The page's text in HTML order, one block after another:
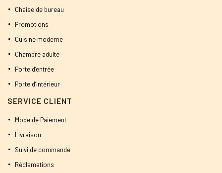
Chaise de bureau
Promotions
Cuisine moderne
Chambre adulte
Porte d’entrée
Porte d’intérieur
SERVICE CLIENT
Mode de Paiement
Livraison
Suivi de commande
Réclamations